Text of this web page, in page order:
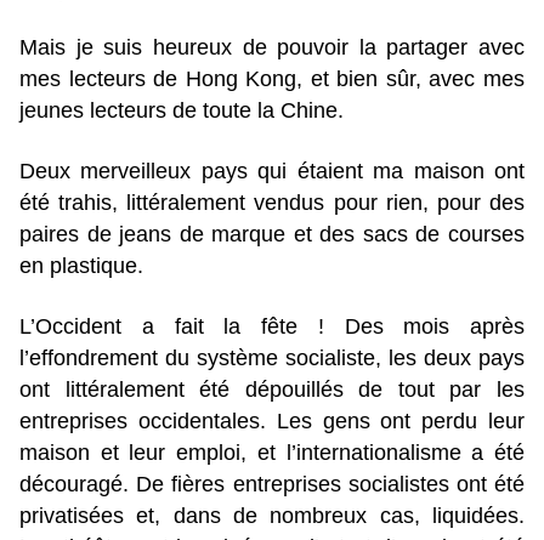
Mais je suis heureux de pouvoir la partager avec
mes lecteurs de Hong Kong, et bien sûr, avec mes
jeunes lecteurs de toute la Chine.
Deux merveilleux pays qui étaient ma maison ont
été trahis, littéralement vendus pour rien, pour des
paires de jeans de marque et des sacs de courses
en plastique.
L’Occident a fait la fête ! Des mois après
l’effondrement du système socialiste, les deux pays
ont littéralement été dépouillés de tout par les
entreprises occidentales. Les gens ont perdu leur
maison et leur emploi, et l’internationalisme a été
découragé. De fières entreprises socialistes ont été
privatisées et, dans de nombreux cas, liquidées.